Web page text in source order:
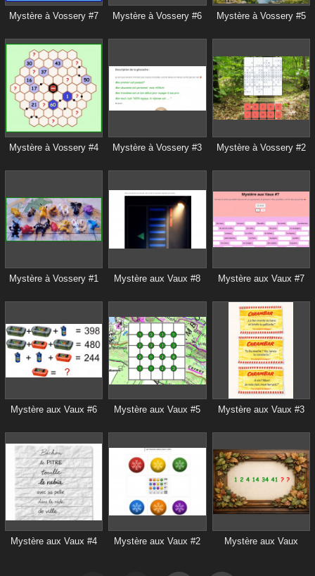
Mystère à Vossery #7 Mystère à Vossery #6 Mystère à Vossery #5
Mystère à Vossery #4 Mystère à Vossery #3 Mystère à Vossery #2
Mystère à Vossery #1 Mystère aux Vaux #8 Mystère aux Vaux #7
Mystère aux Vaux #6 Mystère aux Vaux #5 Mystère aux Vaux #3
Mystère aux Vaux #4 Mystère aux Vaux #2 Mystère aux Vaux